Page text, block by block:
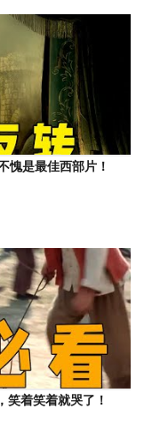
愧是最佳西部片！
笑着笑着就哭了！